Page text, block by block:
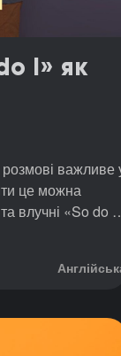
I» як
важливе
це можна
влучні «So do